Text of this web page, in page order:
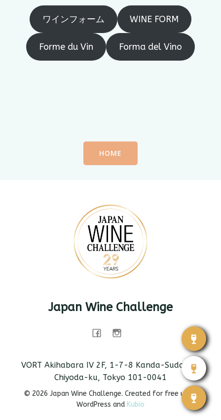
ワインフォーム WINE FORM
Forme du Vin Forma del Vino
HOME
Japan Wine Challenge
VORT Akihabara IV 2F, 1-7-8 Kanda-Sudacho,
Chiyoda-ku, Tokyo 101-0041
© 2026 Japan Wine Challenge. Created for free using
WordPress and Kubio